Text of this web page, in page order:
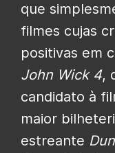
que
filmes cujas
positivas em
John Wick 4,
candidato à
maior
estreante